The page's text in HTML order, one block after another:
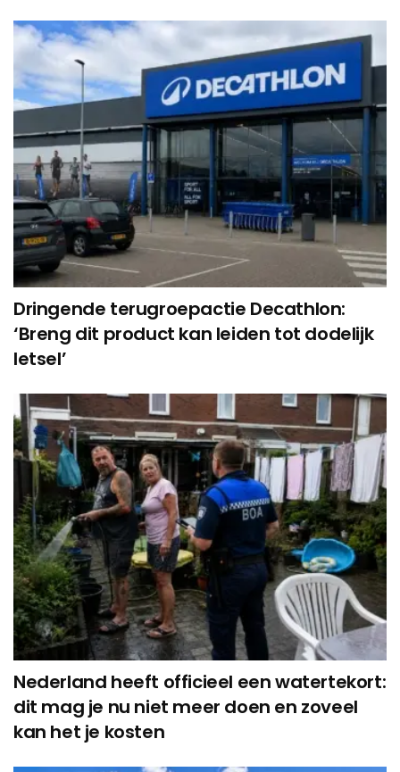
Dringende terugroepactie Decathlon:
‘Breng dit product kan leiden tot dodelijk
letsel’
Nederland heeft officieel een watertekort:
dit mag je nu niet meer doen en zoveel
kan het je kosten